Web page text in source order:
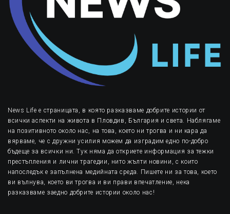
News Life е страницата, в която разказваме добрите истории от
всички аспекти на живота в Пловдив, България и света. Наблягаме
на позитивното около нас, на това, което ни трогва и ни кара да
вярваме, че с дружни усилия можем да изградим едно по-добро
бъдеще за всички ни. Тук няма да откриете информация за тежки
престъпления и лични трагедии, нито жълти новини, с които
напоследък е запълнена медийната среда. Пишете ни за това, което
ви вълнува, което ви трогва и ви прави впечатление, нека
разказваме заедно добрите истории около нас!